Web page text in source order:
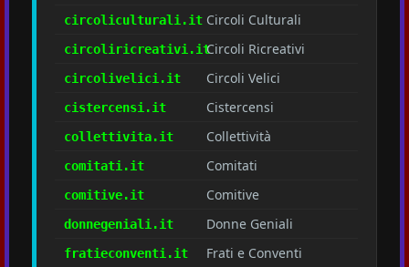
circoliculturali.it Circoli Culturali
circoliricreativi.itCircoli Ricreativi
circolivelici.it Circoli Velici
cistercensi.it Cistercensi
collettivita.it Collettività
comitati.it Comitati
comitive.it Comitive
donnegeniali.it Donne Geniali
fratieconventi.it Frati e Conventi